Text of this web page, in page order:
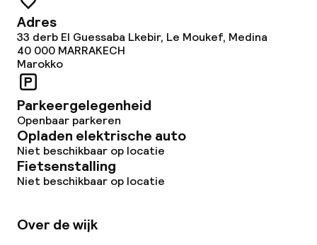
Schoonmaakvoorzieningen
Wasservice
Adres
33 derb El Guessaba Lkebir, Le Moukef, Medina
40 000 MARRAKECH
Marokko
Parkeergelegenheid
Openbaar parkeren
Opladen elektrische auto
Niet beschikbaar op locatie
Fietsenstalling
Niet beschikbaar op locatie
Over de wijk